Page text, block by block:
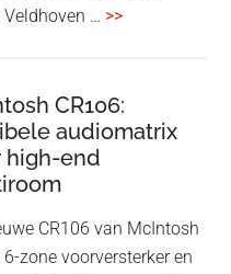
… >>overDutch
–
4
CR106:
audiomatrix
high-end
CR106 van McIntosh
6-zone voorversterker en